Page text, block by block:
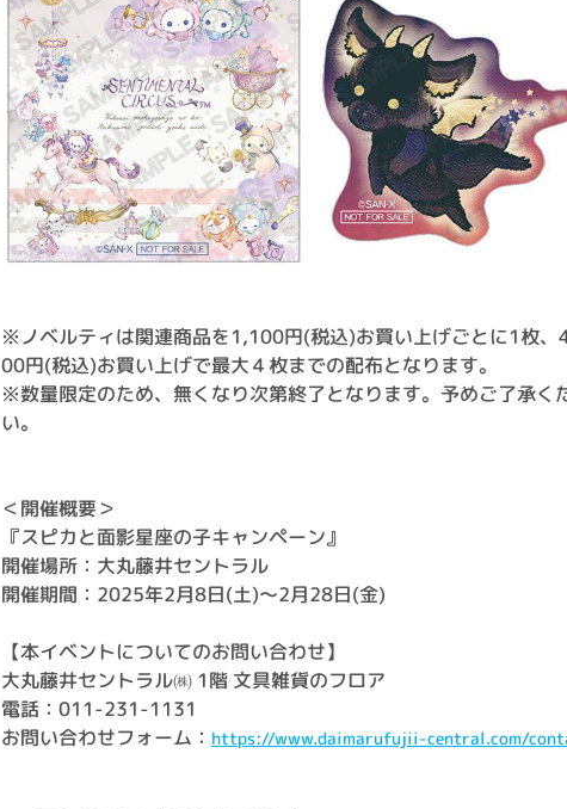
※ノベルティは関連商品を1,100円(税込)お買い上げごとに1枚、
00円(税込)お買い上げで最大４枚までの配布となります。
※数量限定のため、無くなり次第終了となります。予めご了承く
い。
＜開催概要＞
『スピカと面影星座の子キャンペーン』
開催場所：大丸藤井セントラル
開催期間：2025年2月8日(土)～2月28日(金)
【本イベントについてのお問い合わせ】
大丸藤井セントラル㈱ 1階 文具雑貨のフロア
電話：011-231-1131
お問い合わせフォーム： https://www.daimarufujii-central.com/